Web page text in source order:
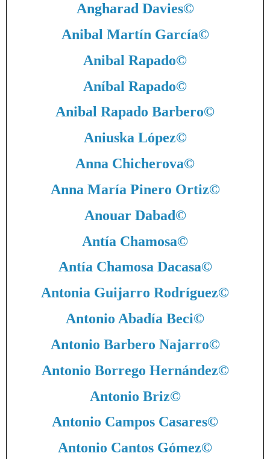
Angharad Davies©
Anibal Martín García©
Anibal Rapado©
Aníbal Rapado©
Anibal Rapado Barbero©
Aniuska López©
Anna Chicherova©
Anna María Pinero Ortiz©
Anouar Dabad©
Antía Chamosa©
Antía Chamosa Dacasa©
Antonia Guijarro Rodríguez©
Antonio Abadía Beci©
Antonio Barbero Najarro©
Antonio Borrego Hernández©
Antonio Briz©
Antonio Campos Casares©
Antonio Cantos Gómez©